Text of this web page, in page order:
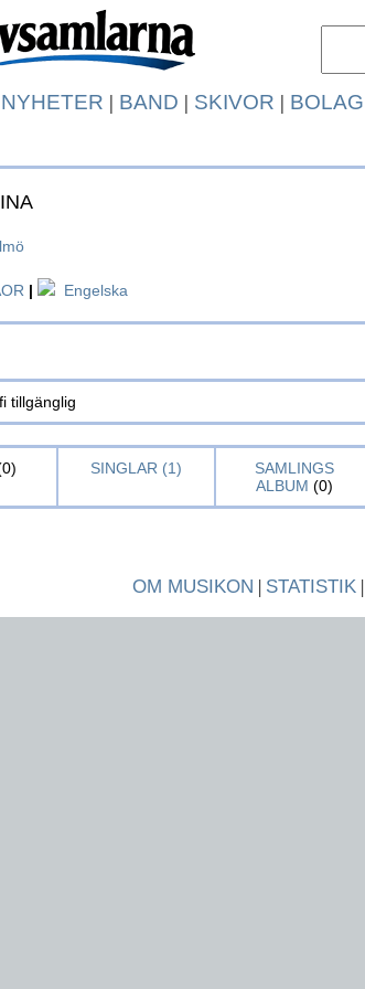
NYHETER | BAND | SKIVOR | BOLAG
| Engelska
tillgänglig
SINGLAR (1)
SAMLINGS
ALBUM (0)
OM MUSIKON | STATISTIK|